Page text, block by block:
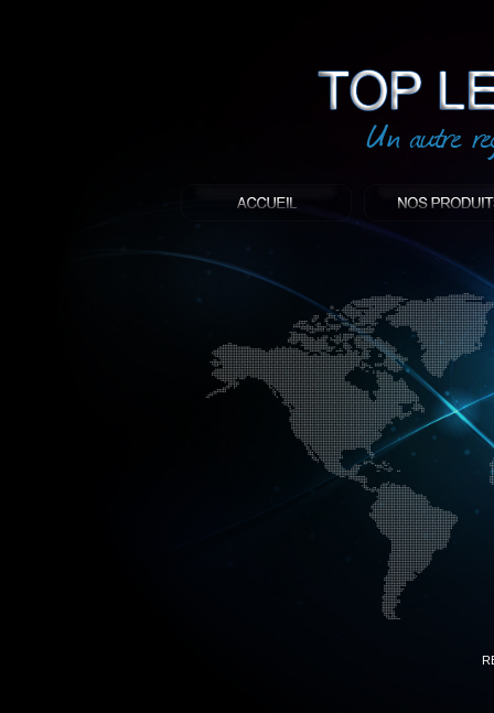
: Top led world
Produit décoratif led
Objet publicitaire led
éclairage blanc led
Enseigne publicitaire
Fabriquant et distributeur français
gamme à base de LED.
led, Topledworld, top led world, top
économie énergie, edf, lumière,